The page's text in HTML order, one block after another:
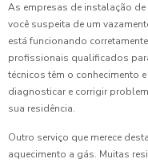
As empresas de instalação
você suspeita de um
está funcionando
profissionais qualificados
técnicos têm o conhecimento
diagnosticar e corrigir
sua residência.
Outro serviço que merece
aquecimento a gás. Muitas